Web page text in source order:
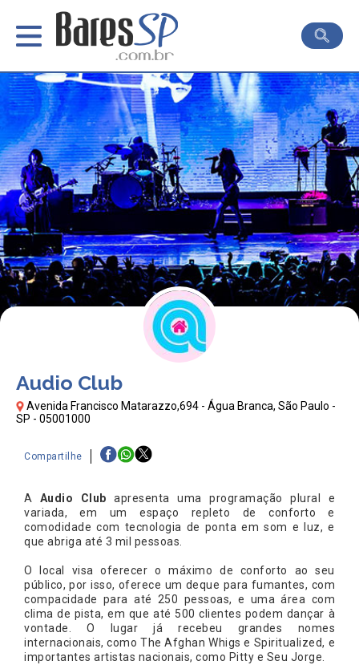
Audio Club
Avenida Francisco Matarazzo,694 - Água Branca, São Paulo -
SP - 05001000
Compartilhe
A Audio Clubapresenta uma programação plural e
variada, em um espaço repleto de conforto e
comodidade com tecnologia de ponta em som e luz, e
que abriga até 3 mil pessoas.
O local visa oferecer o máximo de conforto ao seu
público, por isso, oferece um deque para fumantes, com
compacidade para até 250 pessoas, e uma área com
clima de pista, em que até 500 clientes podem dançar à
vontade. O lugar já recebeu grandes nomes
internacionais, como The Afghan Whigs e Spiritualized, e
importantes artistas nacionais, como Pitty e Seu Jorge.